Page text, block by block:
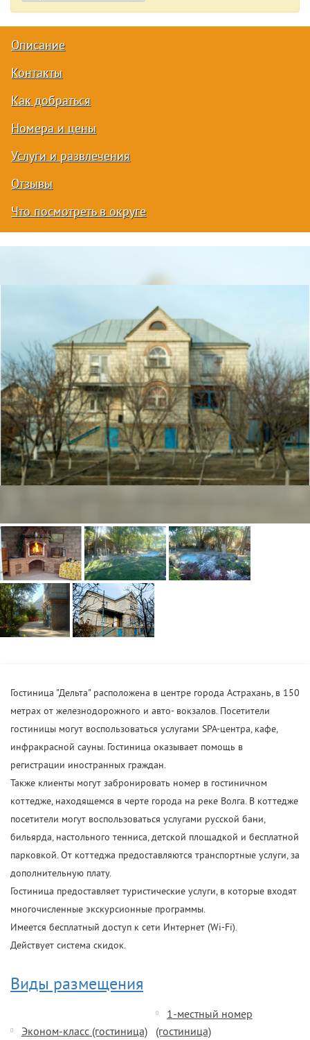
Описание
Контакты
Как добраться
Номера и цены
Услуги и развлечения
Отзывы
Что посмотреть в округе
Гостиница "Дельта" расположена в центре города Астрахань, в 150
метрах от железнодорожного и авто- вокзалов. Посетители
гостиницы могут воспользоваться услугами SPA-центра, кафе,
инфракрасной сауны. Гостиница оказывает помощь в
регистрации иностранных граждан.
Также клиенты могут забронировать номер в гостиничном
коттедже, находящемся в черте города на реке Волга. В коттедже
посетители могут воспользоваться услугами русской бани,
бильярда, настольного тенниса, детской площадкой и бесплатной
парковкой. От коттеджа предоставляются транспортные услуги, за
дополнительную плату.
Гостиница предоставляет туристические услуги, в которые входят
многочисленные экскурсионные программы.
Имеется бесплатный доступ к сети Интернет (Wi-Fi).
Действует система скидок.
Виды размещения
Эконом-класс (гостиница)
1-местный номер
(гостиница)